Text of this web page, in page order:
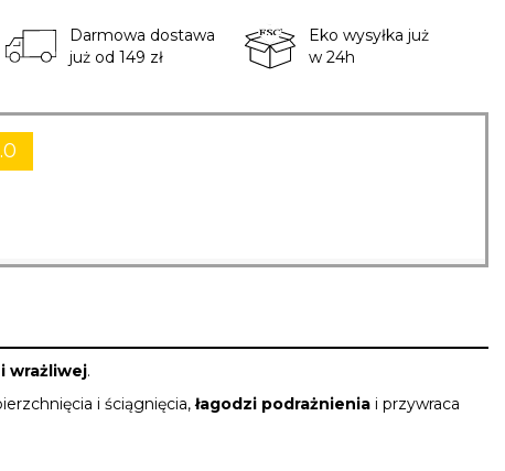
Darmowa dostawa
już od 149 zł
Eko wysyłka już
w 24h
i wrażliwej.
i ściągnięcia,łagodzi podrażnienia i przywraca